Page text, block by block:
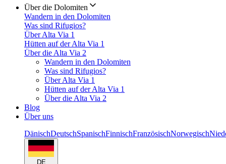
Über die Dolomiten
Wandern in den Dolomiten
Was sind Rifugios?
Über Alta Via 1
Hütten auf der Alta Via 1
Über die Alta Via 2
Wandern in den Dolomiten
Was sind Rifugios?
Über Alta Via 1
Hütten auf der Alta Via 1
Über die Alta Via 2
Blog
Über uns
DänischDeutschSpanischFinnischFranzösischNorwegisch
DE